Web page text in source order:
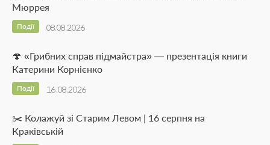
Мюррея
08.08.2026
Події
🍄 «Грибних справ підмайстра» — презентація книги
Катерини Корнієнко
16.08.2026
Події
✂️ Колажуй зі Старим Левом | 16 серпня на
Краківській